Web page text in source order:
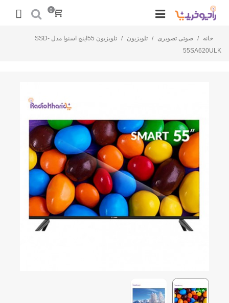
0
خانه / صوتی تصویری / تلویزیون /
تلویزیون 55اینچ اسنوا مدل SSD-
55SA620ULK